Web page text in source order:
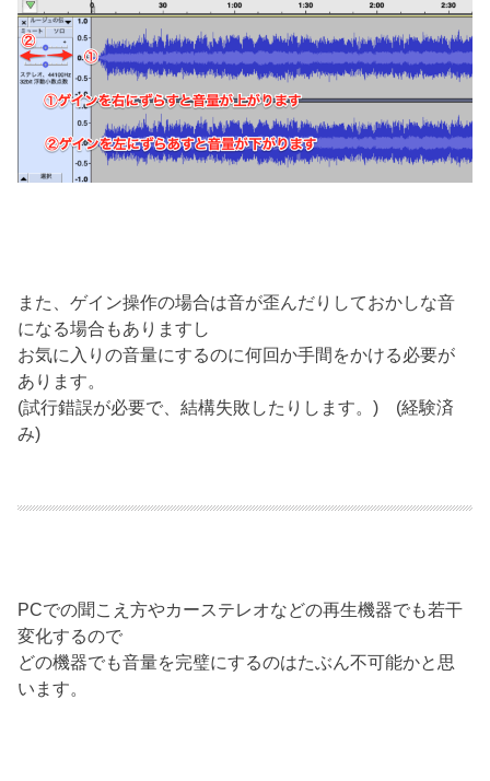
また、ゲイン操作の場合は音が歪んだりしておかしな音
になる場合もありますし
お気に入りの音量にするのに何回か手間をかける必要が
あります。
(試行錯誤が必要で、結構失敗したりします。) (経験済
み)
PCでの聞こえ方やカーステレオなどの再生機器でも若干
変化するので
どの機器でも音量を完璧にするのはたぶん不可能かと思
います。